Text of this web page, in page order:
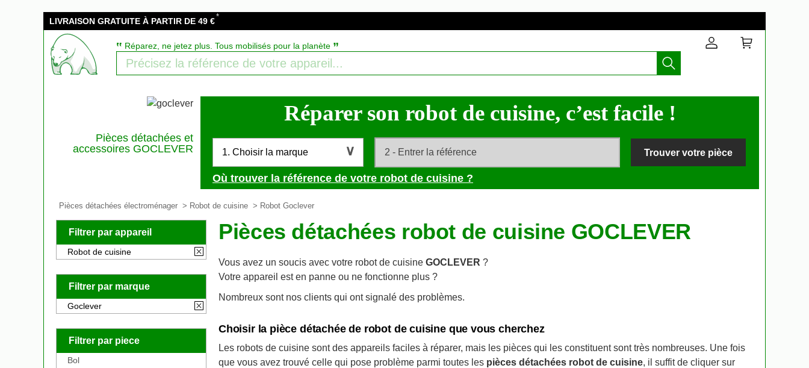
LIVRAISON GRATUITE À PARTIR DE 49 €*
‟ Réparez, ne jetez plus. Tous mobilisés pour la planète ”
Pièces détachées et
accessoires GOCLEVER
Réparer son robot de cuisine, c’est facile !
1. Choisir la marque Trouver votre pièce
Où trouver la référence de votre robot de cuisine ?
Pièces détachées électroménager > Robot de cuisine > Robot Goclever
Filtrer par appareil
Robot de cuisine
Filtrer par marque
Goclever
Filtrer par piece
Bol
Pièces détachées robot de cuisine GOCLEVER
Vous avez un soucis avec votre robot de cuisine GOCLEVER ?
Votre appareil est en panne ou ne fonctionne plus ?
Nombreux sont nos clients qui ont signalé des problèmes.
Choisir la pièce détachée de robot de cuisine que vous cherchez
Les robots de cuisine sont des appareils faciles à réparer, mais les pièces qui les constituent sont très nombreuses. Une fois
que vous avez trouvé celle qui pose problème parmi toutes les pièces détachées robot de cuisine, il suffit de cliquer sur